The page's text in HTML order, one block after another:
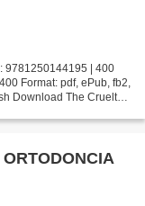
9781250144195 | 400
Format: pdf, ePub, fb2,
Download The Cruelty